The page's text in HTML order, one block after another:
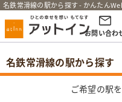
名鉄常滑線の駅から探す - かんたん
お問い合わ
名鉄常滑線の駅から探す
ご希望の駅
現在ご利
チャット機
可能性